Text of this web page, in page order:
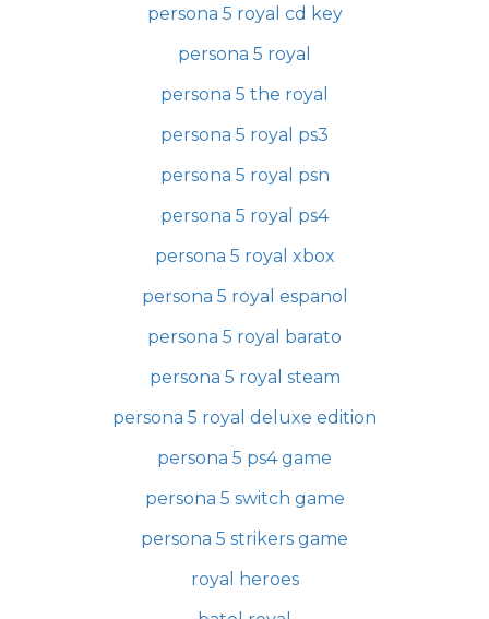
persona 5 royal cd key
persona 5 royal
persona 5 the royal
persona 5 royal ps3
persona 5 royal psn
persona 5 royal ps4
persona 5 royal xbox
persona 5 royal espanol
persona 5 royal barato
persona 5 royal steam
persona 5 royal deluxe edition
persona 5 ps4 game
persona 5 switch game
persona 5 strikers game
royal heroes